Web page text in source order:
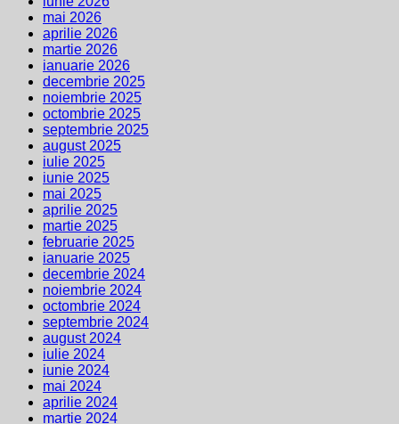
mai 2026
aprilie 2026
martie 2026
ianuarie 2026
decembrie 2025
noiembrie 2025
octombrie 2025
septembrie 2025
august 2025
iulie 2025
iunie 2025
mai 2025
aprilie 2025
martie 2025
februarie 2025
ianuarie 2025
decembrie 2024
noiembrie 2024
octombrie 2024
septembrie 2024
august 2024
iulie 2024
iunie 2024
mai 2024
aprilie 2024
martie 2024